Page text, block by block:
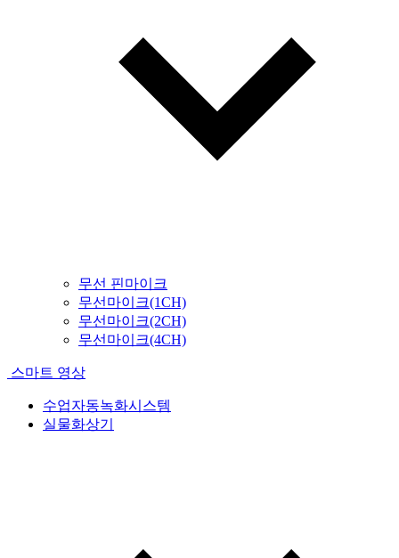
무선 핀마이크
무선마이크(1CH)
무선마이크(2CH)
무선마이크(4CH)
스마트 영상
수업자동녹화시스템
실물화상기